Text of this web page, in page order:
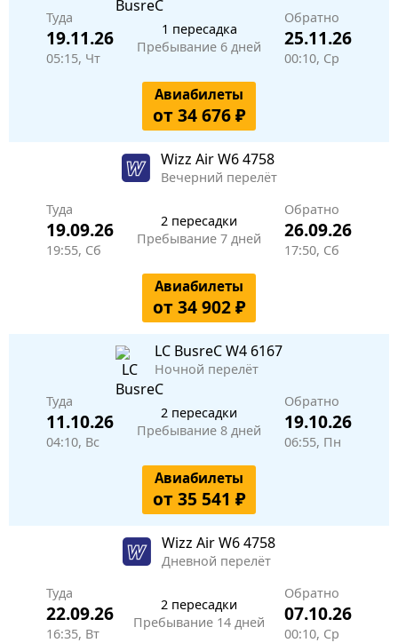
Туда
19.11.26
05:15, Чт
1 пересадка
Пребывание 6 дней
Обратно
25.11.26
00:10, Ср
Авиабилеты
от 34 676 ₽
Wizz AirW6 4758
Вечерний перелёт
Туда
19.09.26
19:55, Сб
2 пересадки
Пребывание 7 дней
Обратно
26.09.26
17:50, Сб
Авиабилеты
от 34 902 ₽
LC BusreCW4 6167
Ночной перелёт
Туда
11.10.26
04:10, Вс
2 пересадки
Пребывание 8 дней
Обратно
19.10.26
06:55, Пн
Авиабилеты
от 35 541 ₽
Wizz AirW6 4758
Дневной перелёт
Туда
22.09.26
16:35, Вт
2 пересадки
Пребывание 14 дней
Обратно
07.10.26
00:10, Ср